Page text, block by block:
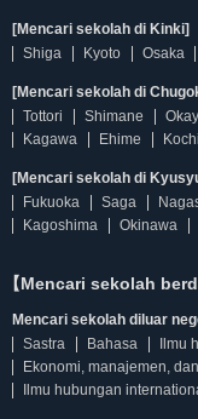
[Mencari sekolah di Kinki]
Shiga
Kyoto Osaka
[Mencari sekolah di
Tottori
Shimane
Kagawa
Ehime Kochi
[Mencari sekolah di
Fukuoka
Saga
Kagoshima
Okinawa
【Mencari sekolah
Mencari sekolah diluar
Sastra
Bahasa
Ilmu
Ekonomi, manajemen,
Ilmu hubungan